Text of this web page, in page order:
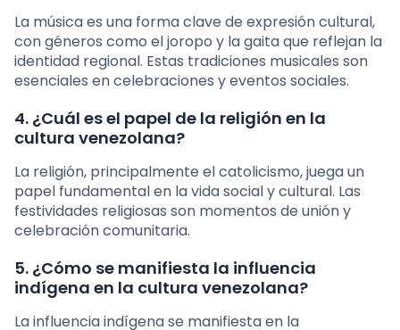
La música es una forma clave de expresión cultural,
con géneros como el joropo y la gaita que reflejan la
identidad regional. Estas tradiciones musicales son
esenciales en celebraciones y eventos sociales.
4. ¿Cuál es el papel de la religión en la
cultura venezolana?
La religión, principalmente el catolicismo, juega un
papel fundamental en la vida social y cultural. Las
festividades religiosas son momentos de unión y
celebración comunitaria.
5. ¿Cómo se manifiesta la influencia
indígena en la cultura venezolana?
La influencia indígena se manifiesta en la